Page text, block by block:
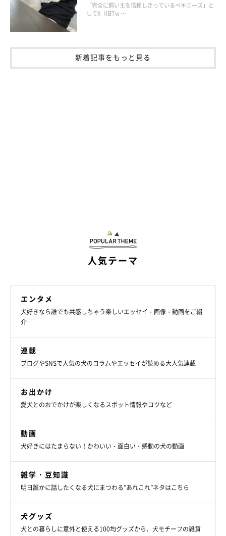
@yukuku5149
ドアを開けるという、スゴ技を披露してくれたユクちゃん。飼い
主さんにお話を伺ったところ、ユクちゃんは
はドアを開けることができるようになっていたそう。
ドアを開けるユクちゃんの姿を初めて見たときのことを、飼い主
さんはこのように話します。
「完全に飼い主を信頼しきっているペキニーズ」と
してX（旧Tw …
新着記事をもっと見る
人気テーマ
エンタメ
犬好きなら誰でも共感しちゃう楽しいエッセイ・画像・動画をご紹
介
連載
ブログやSNSで人気の犬のコラムやエッセイが読める大人気連載
お出かけ
愛犬とのおでかけが楽しくなるスポット情報やコツなど
動画
犬好きにはたまらない！かわいい・面白い・感動の犬の動画
雑学・豆知識
明日誰かに話したくなる犬にまつわる”あれこれ”ネタはこちら
犬グッズ
犬との暮らしに意外と使える100均グッズから、犬モチーフの雑貨